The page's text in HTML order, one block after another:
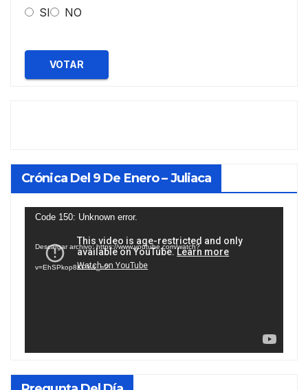
SI NO
VOTAR
Crónica Del 9 De Enero – Juliaca
Reproductor
vídeo
Code 150: Unknown error.
Descargar archivo: https://www.youtube.com/watch?
v=EhSPkop8KPY&_=2